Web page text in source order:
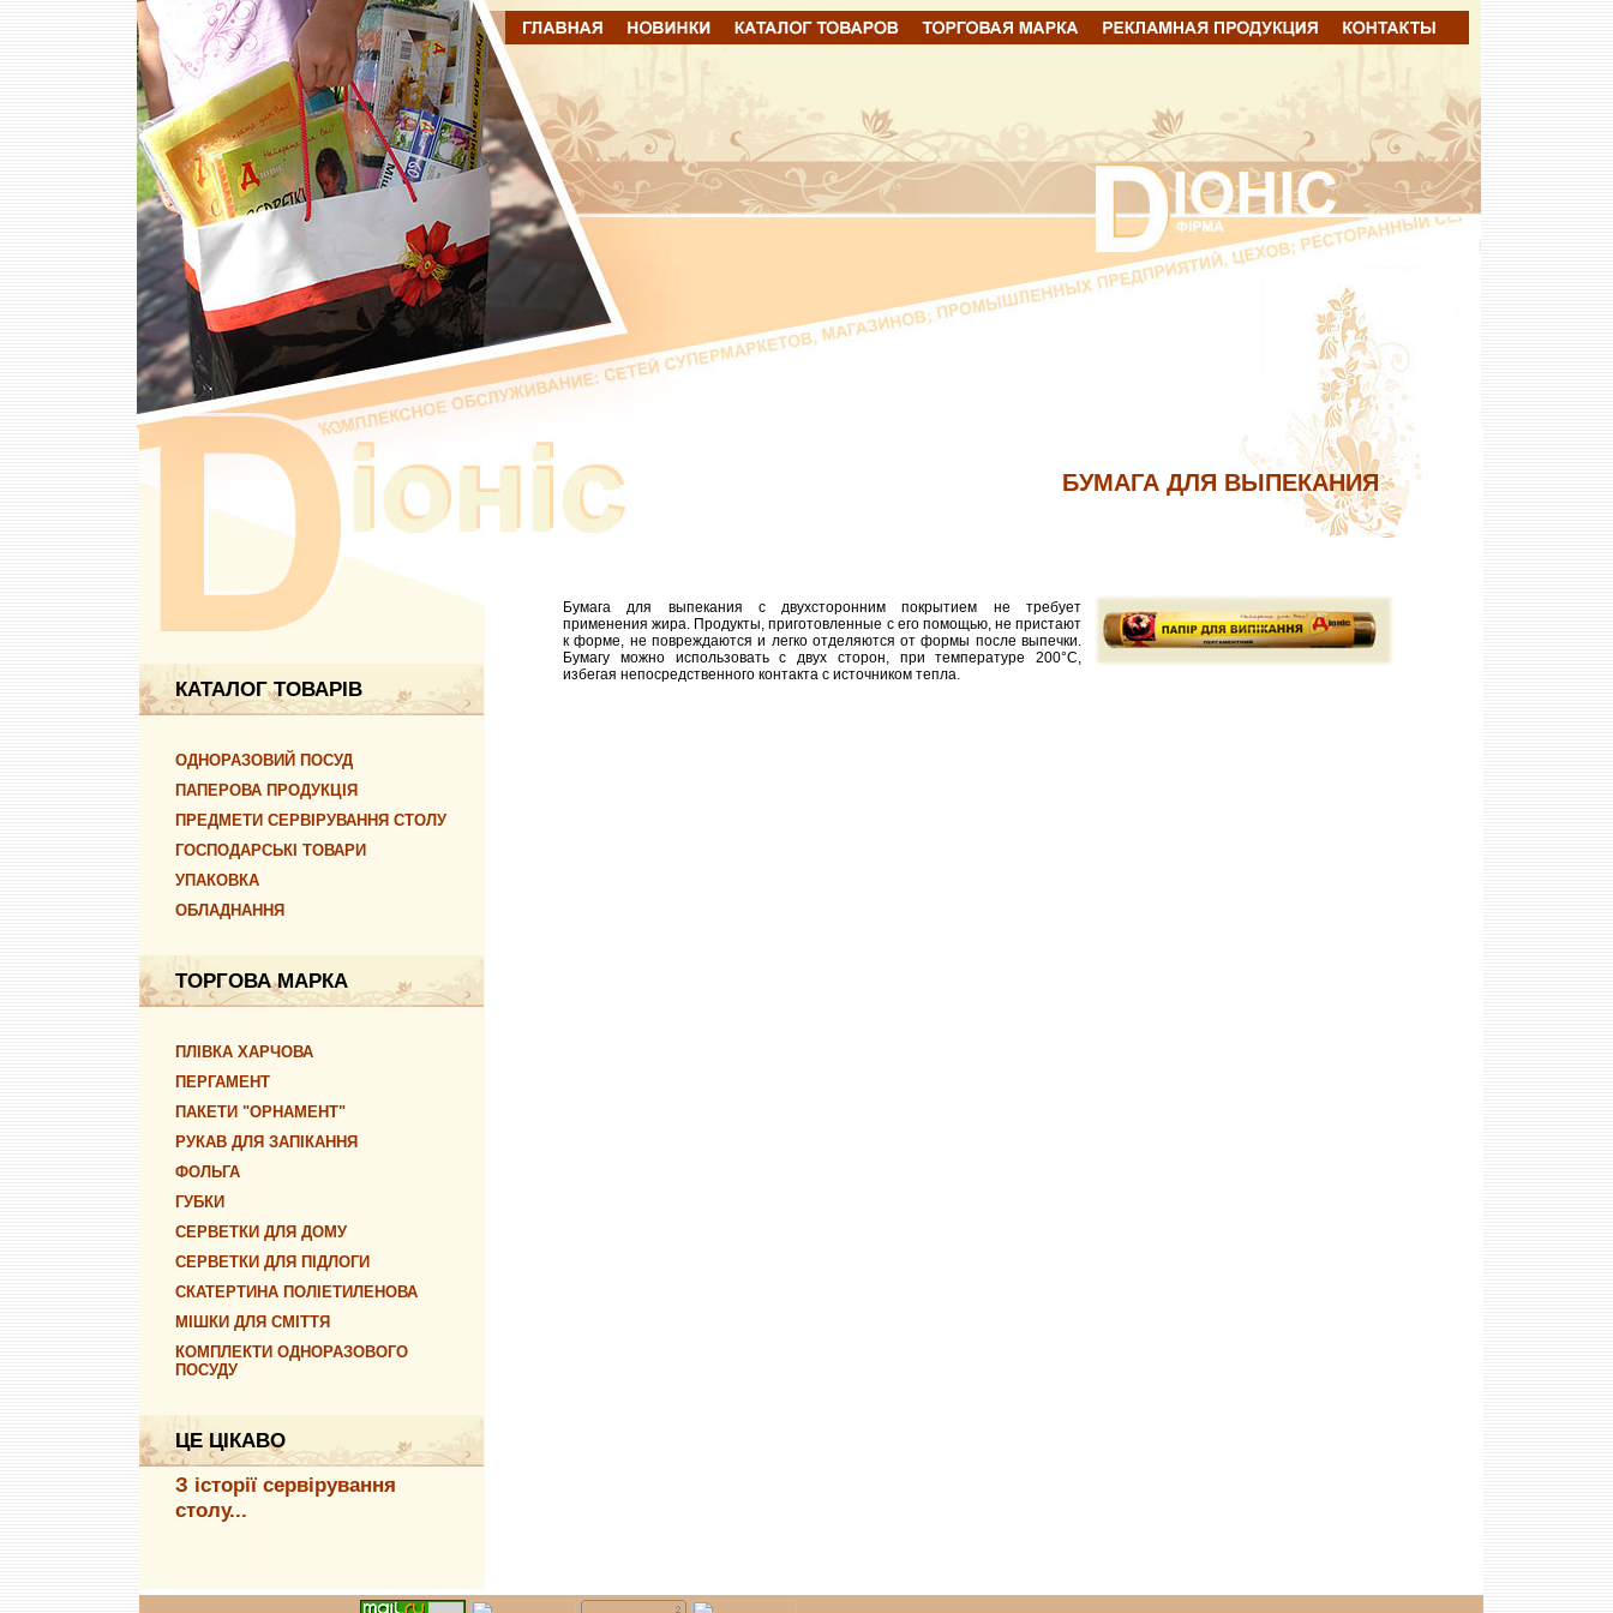
КАТАЛОГ ТОВАРІВ
ОДНОРАЗОВИЙ ПОСУД
ПАПЕРОВА ПРОДУКЦІЯ
ПРЕДМЕТИ СЕРВІРУВАННЯ СТОЛУ
ГОСПОДАРСЬКІ ТОВАРИ
УПАКОВКА
ОБЛАДНАННЯ
ТОРГОВА МАРКА
ПЛІВКА ХАРЧОВА
ПЕРГАМЕНТ
ПАКЕТИ "ОРНАМЕНТ"
РУКАВ ДЛЯ ЗАПІКАННЯ
ФОЛЬГА
ГУБКИ
СЕРВЕТКИ ДЛЯ ДОМУ
СЕРВЕТКИ ДЛЯ ПІДЛОГИ
СКАТЕРТИНА ПОЛІЕТИЛЕНОВА
МІШКИ ДЛЯ СМІТТЯ
КОМПЛЕКТИ ОДНОРАЗОВОГО
ПОСУДУ
ЦЕ ЦІКАВО
З історії сервірування
столу...
БУМАГА ДЛЯ ВЫПЕКАНИЯ
Бумага для выпекания с двухсторонним покрытием не требует
применения жира. Продукты, приготовленные с его помощью, не пристают
к форме, не повреждаются и легко отделяются от формы после выпечки.
Бумагу можно использовать с двух сторон, при температуре 200°С,
избегая непосредственного контакта с источником тепла.